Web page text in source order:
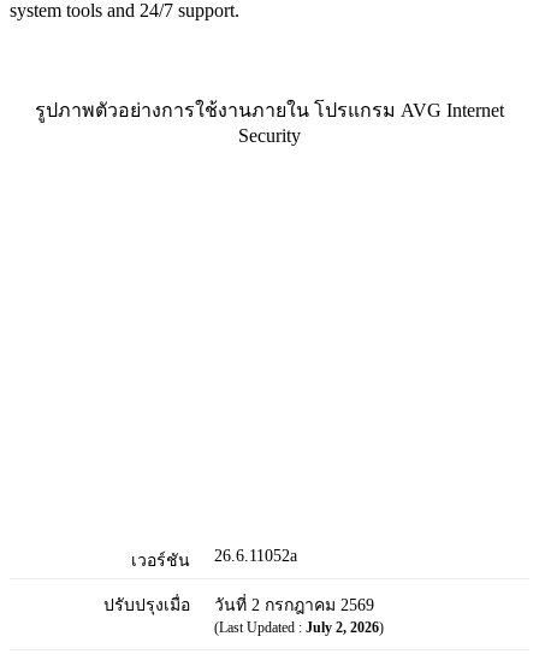
system tools and 24/7 support.
รูปภาพตัวอย่างการใช้งานภายใน โปรแกรม AVG Internet
Security
เวอร์ชัน 26.6.11052a
ปรับปรุงเมื่อ วันที่ 2 กรกฎาคม 2569
(Last Updated : July 2, 2026)